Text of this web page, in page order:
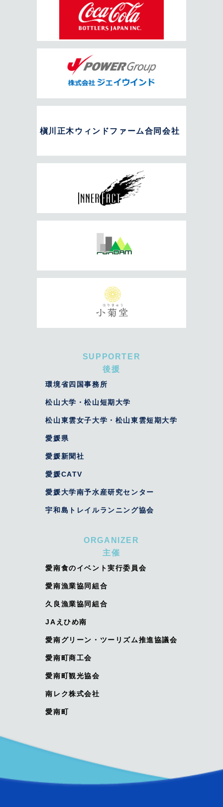
槇川正木ウィンドファーム合同会社
SUPPORTER
後援
環境省四国事務所
松山大学・松山短期大学
松山東雲女子大学・松山東雲短期大学
愛媛県
愛媛新聞社
愛媛CATV
愛媛大学南予水産研究センター
宇和島トレイルランニング協会
ORGANIZER
主催
愛南食のイベント実行委員会
愛南漁業協同組合
久良漁業協同組合
JAえひめ南
愛南グリーン・ツーリズム推進協議会
愛南町商工会
愛南町観光協会
南レク株式会社
愛南町